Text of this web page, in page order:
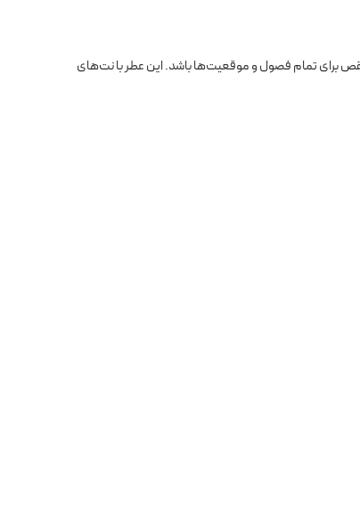
برای تمام فصول و موقعیت‌ها باشد. این عطر با نت‌های